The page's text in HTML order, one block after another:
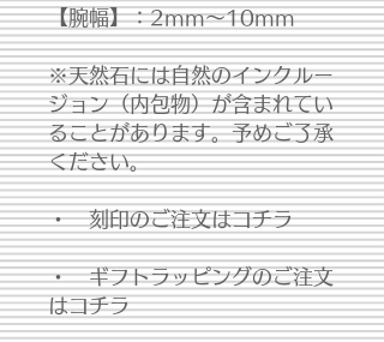
【腕幅】：2mm～10mm
※天然石には自然のインクルー
ジョン（内包物）が含まれてい
ることがあります。予めご了承
ください。
・ 刻印のご注文はコチラ
・ ギフトラッピングのご注文
はコチラ